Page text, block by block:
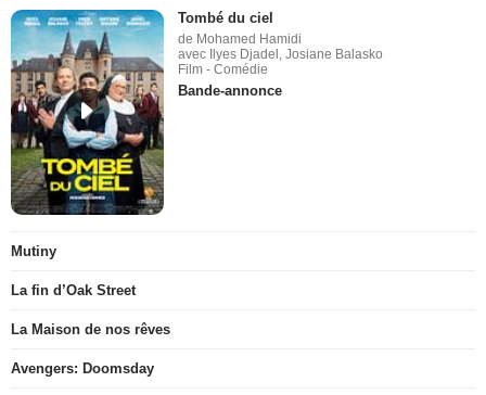
Tombé du ciel
de Mohamed Hamidi
avec Ilyes Djadel, Josiane Balasko
Film - Comédie
Bande-annonce
Mutiny
La fin d’Oak Street
La Maison de nos rêves
Avengers: Doomsday